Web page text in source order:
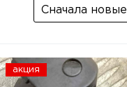
Сначала новые
акция